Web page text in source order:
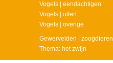
Vogels | eendachtigen
Vogels | uilen
Vogels | overige
Gewervelden | zoogdieren
Thema: het zwijn